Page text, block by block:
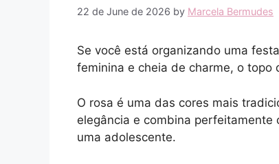
22 de June de 2026 by Marcela Bermudes
Se você está organizando uma
feminina e cheia de charme, o topo
O rosa é uma das cores mais
elegância e combina
uma adolescente.